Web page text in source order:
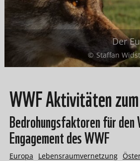
Der
Staffan
WWF Aktivitäten
Bedrohungsfaktoren für den
Engagement des WWF
Europa Lebensraumvernetzung